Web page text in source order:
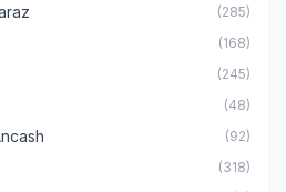
(285)
(168)
(245)
(48)
(92)
(318)